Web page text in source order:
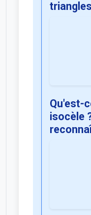
Qu'est-
isocèle